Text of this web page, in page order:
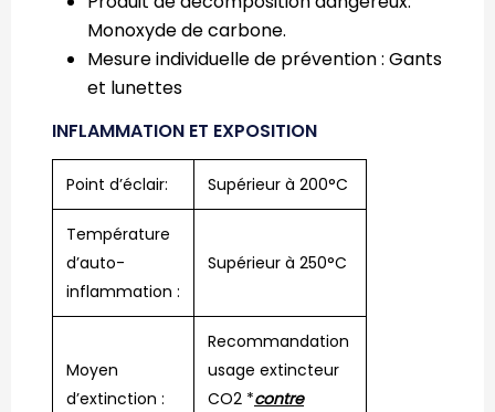
Monoxyde de carbone.
Mesure individuelle de prévention : Gants
et lunettes
INFLAMMATION ET EXPOSITION
Point d’éclair: Supérieur à 200°C
Température
d’auto-
inflammation :
Supérieur à 250°C
Moyen
d’extinction :
Recommandation
usage extincteur
CO2 *contre